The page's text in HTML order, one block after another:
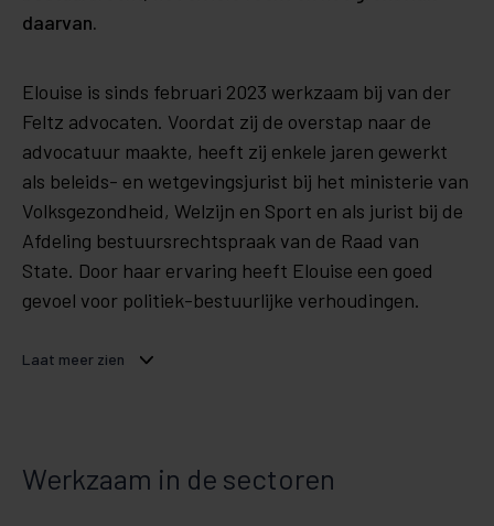
daarvan.
Elouise is sinds februari 2023 werkzaam bij van der
Feltz advocaten. Voordat zij de overstap naar de
advocatuur maakte, heeft zij enkele jaren gewerkt
als beleids- en wetgevingsjurist bij het ministerie van
Volksgezondheid, Welzijn en Sport en als jurist bij de
Afdeling bestuursrechtspraak van de Raad van
State. Door haar ervaring heeft Elouise een goed
gevoel voor politiek-bestuurlijke verhoudingen.
Laat meer zien
Werkzaam in de sectoren